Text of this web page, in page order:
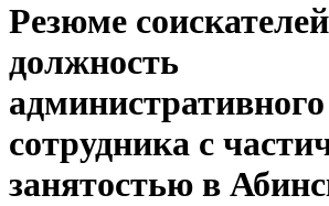
Резюме
должность
административного
сотрудника с
занятостью в